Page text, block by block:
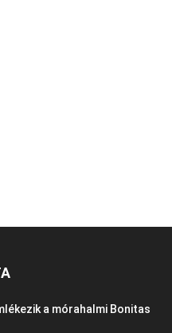
a mórahalmi Bonitas